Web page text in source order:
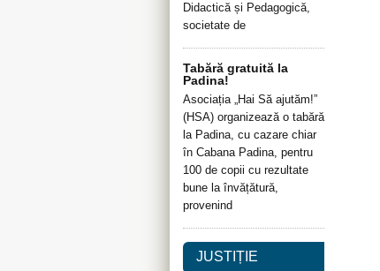
Didactică și Pedagogică,
societate de
Tabără gratuită la
Padina!
Asociația „Hai Să ajutăm!”
(HSA) organizează o tabără
la Padina, cu cazare chiar
în Cabana Padina, pentru
100 de copii cu rezultate
bune la învățătură,
provenind
JUSTIȚIE